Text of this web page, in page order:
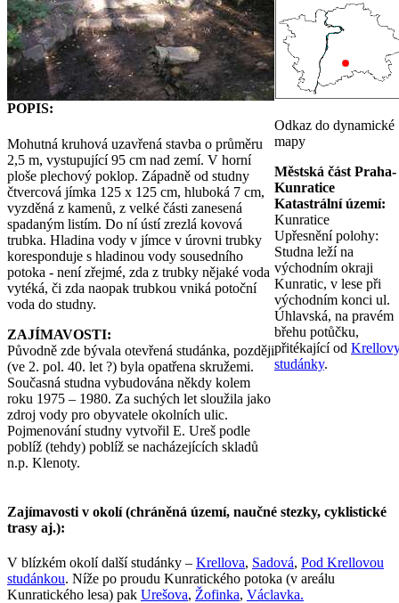
POPIS:
Mohutná kruhová uzavřená stavba o průměru
2,5 m, vystupující 95 cm nad zemí. V horní
ploše plechový poklop. Západně od studny
čtvercová jímka 125 x 125 cm, hluboká 7 cm,
vyzděná z kamenů, z velké části zanesená
spadaným listím. Do ní ústí zrezlá kovová
trubka. Hladina vody v jímce v úrovni trubky
koresponduje s hladinou vody sousedního
potoka - není zřejmé, zda z trubky nějaké voda
vytéká, či zda naopak trubkou vniká potoční
voda do studny.
ZAJÍMAVOSTI:
Původně zde bývala otevřená studánka, později
(ve 2. pol. 40. let ?) byla opatřena skružemi.
Současná studna vybudována někdy kolem
roku 1975 – 1980. Za suchých let sloužila jako
zdroj vody pro obyvatele okolních ulic.
Pojmenování studny vytvořil E. Ureš podle
poblíž (tehdy) poblíž se nacházejících skladů
n.p. Klenoty.
Odkaz do dynamické
mapy
Městská část Praha-
Kunratice
Katastrální území:
Kunratice
Upřesnění polohy:
Studna leží na
východním okraji
Kunratic, v lese při
východním konci ul.
Úhlavská, na pravém
břehu potůčku,
přitékající od
studánky.
Zajímavosti v okolí (chráněná území, naučné stezky, cyklistické
trasy aj.):
V blízkém okolí další studánky – Krellova, Sadová, Pod Krellovou
studánkou. Níže po proudu Kunratického potoka (v areálu
Kunratického lesa) pak Urešova, Žofinka, Václavka.